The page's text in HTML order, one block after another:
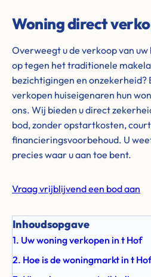
Woning direct
Overweegt u de verkoop van uw
op tegen het traditionele
bezichtigingen en onzekerheid?
verkopen huiseigenaren hun
ons. Wij bieden u direct
bod, zonder opstartkosten,
financieringsvoorbehoud. U
precies waar u aan toe bent.
Vraag vrijblijvend een bod aan
Inhoudsopgave
1. Uw woning verkopen in t Hof
2. Hoe is de woningmarkt in t